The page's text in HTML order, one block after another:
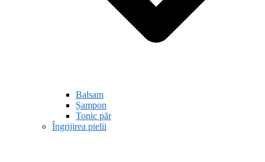
Balsam
Șampon
Tonic păr
Îngrijirea pielii